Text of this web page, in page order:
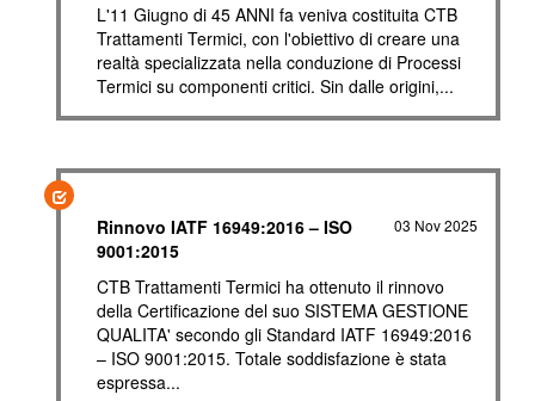
L'11 Giugno di 45 ANNI fa veniva costituita CTB
Trattamenti Termici, con l'obiettivo di creare una
realtà specializzata nella conduzione di Processi
Termici su componenti critici. Sin dalle origini,...
03 Nov 2025
Rinnovo IATF 16949:2016 – ISO
9001:2015
CTB Trattamenti Termici ha ottenuto il rinnovo
della Certificazione del suo SISTEMA GESTIONE
QUALITA' secondo gli Standard IATF 16949:2016
– ISO 9001:2015. Totale soddisfazione è stata
espressa...